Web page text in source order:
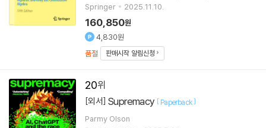
Springer
2025.11.10.
160,850원
4,830원
품절
판매시작 알림신청
20
[외서] Supremacy [ Paperback]
Parmy Olson